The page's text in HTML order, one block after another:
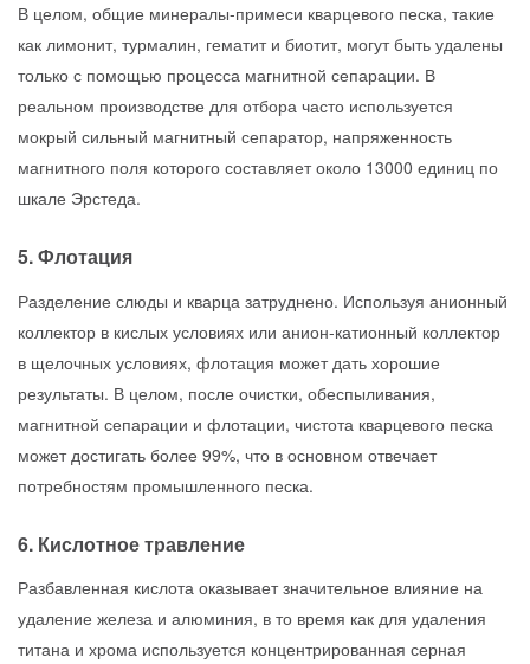
В целом, общие минералы-примеси кварцевого песка, такие
как лимонит, турмалин, гематит и биотит, могут быть удалены
только с помощью процесса магнитной сепарации. В
реальном производстве для отбора часто используется
мокрый сильный магнитный сепаратор, напряженность
магнитного поля которого составляет около 13000 единиц по
шкале Эрстеда.
5. Флотация
Разделение слюды и кварца затруднено. Используя анионный
коллектор в кислых условиях или анион-катионный коллектор
в щелочных условиях, флотация может дать хорошие
результаты. В целом, после очистки, обеспыливания,
магнитной сепарации и флотации, чистота кварцевого песка
может достигать более 99%, что в основном отвечает
потребностям промышленного песка.
6. Кислотное травление
Разбавленная кислота оказывает значительное влияние на
удаление железа и алюминия, в то время как для удаления
титана и хрома используется концентрированная серная